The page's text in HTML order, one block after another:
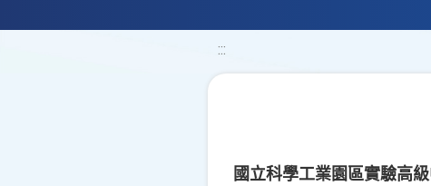
:::
國立科學工業園區實驗高